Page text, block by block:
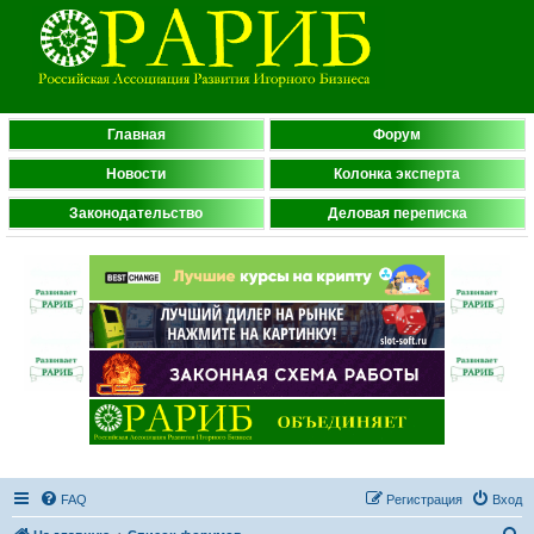
Главная Форум
Новости Колонка эксперта
Законодательство Деловая переписка
FAQ Вход
Регистрация